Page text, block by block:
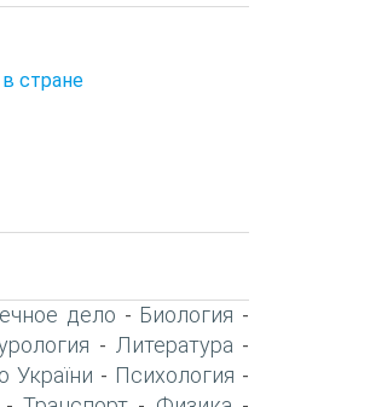
стране
дело - Биология -
- Литература -
України - Психология -